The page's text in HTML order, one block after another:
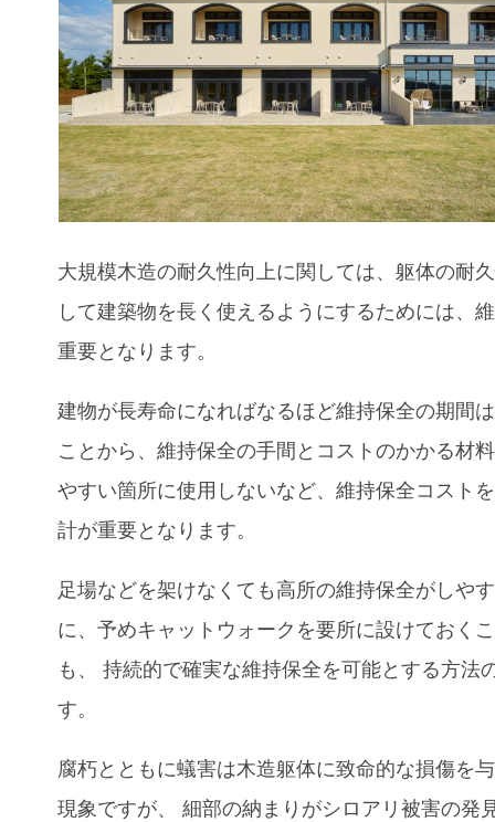
大規模木造の耐久性向上に関しては、躯体の耐
して建築物を長く使えるようにするためには、
重要となります。
建物が長寿命になればなるほど維持保全の期間
ことから 、維持保全の手間とコストのかかる材
やすい箇所に使用しないなど、維持保全コスト
計が重要となります。
足場などを架けなくても高所の維持保全がしや
に、予めキャットウォークを要所に設けておく
も 、持続的で確実な維持保全を可能とする方法
す。
腐朽とともに蟻害は木造躯体に致命的な損傷を
現象ですが、細部の納まりがシロアリ被害の発